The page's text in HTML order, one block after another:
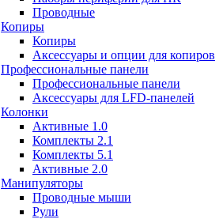
Проводные
Копиры
Копиры
Аксессуары и опции для копиров
Профессиональные панели
Профессиональные панели
Аксессуары для LFD-панелей
Колонки
Активные 1.0
Комплекты 2.1
Комплекты 5.1
Активные 2.0
Манипуляторы
Проводные мыши
Рули